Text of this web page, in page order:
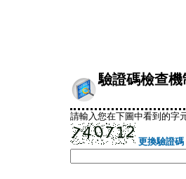
驗證碼檢查機
請輸入您在下圖中看到的字
更換驗證碼